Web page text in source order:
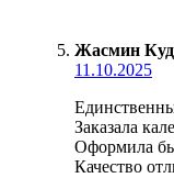
Жасмин
11.10.2025
Заказала
Оформила
Качество